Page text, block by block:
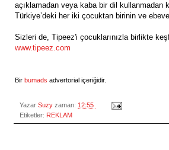
açıklamadan veya kaba bir dil kullanmadan
Türkiye’deki her iki çocuktan birinin ve
Sizleri de, Tipeez'i çocuklarınızla birlikte
www.tipeez.com
Bir bumads advertorial içeriğidir.
Yazar Suzy zaman: 12:55
Etiketler: REKLAM